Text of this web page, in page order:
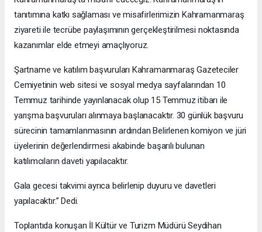
tanıtımına katkı sağlaması ve misafirlerimizin Kahramanmaraş
ziyareti ile tecrübe paylaşımının gerçekleştirilmesi noktasında
kazanımlar elde etmeyi amaçlıyoruz.
Şartname ve katılım başvuruları Kahramanmaraş Gazeteciler
Cemiyetinin web sitesi ve sosyal medya sayfalarından 10
Temmuz tarihinde yayınlanacak olup 15 Temmuz itibarı ile
yarışma başvuruları alınmaya başlanacaktır. 30 günlük başvuru
sürecinin tamamlanmasının ardından Belirlenen komiyon ve jüri
üyelerinin değerlendirmesi akabinde başarılı bulunan
katılımcıların daveti yapılacaktır.
Gala gecesi takvimi ayrıca belirlenip duyuru ve davetleri
yapılacaktır.” Dedi.
Toplantıda konuşan İl Kültür ve Turizm Müdürü Seydihan